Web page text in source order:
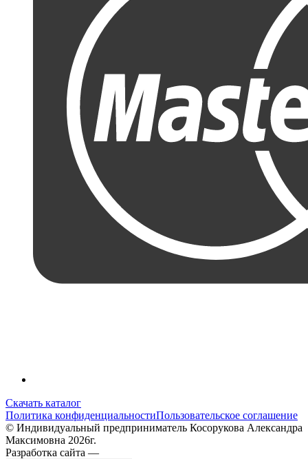
Скачать каталог
Политика конфиденциальностиПользовательское соглашение
© Индивидуальный предприниматель Косорукова Александра
Максимовна 2026г.
Разработка сайта —